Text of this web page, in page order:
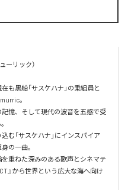
ーリック）
も黒船「サスケハナ」の乗組員と
。
憶、そして現代の波音を五感で受
む「サスケハナ」にインスパイア
の一曲。
重ねた深みのある歌声とシネマテ
』から世界という広大な海へ向け